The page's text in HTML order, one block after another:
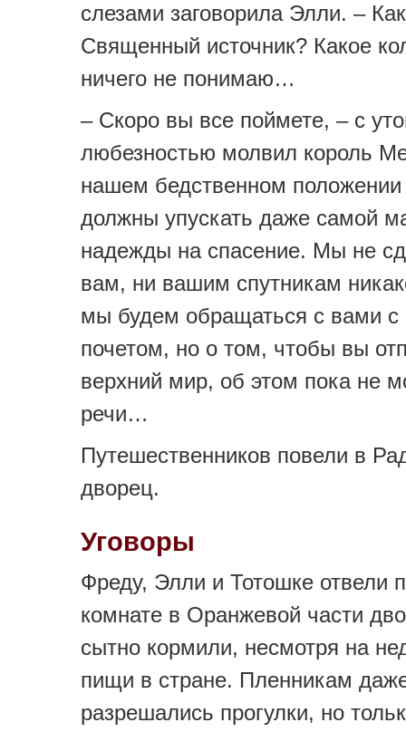
слезами заговорила Элли. –
Священный источник? Какое
ничего не понимаю…
– Скоро вы все поймете, – с
любезностью молвил король
нашем бедственном
должны упускать даже самой
надежды на спасение. Мы не
вам, ни вашим спутникам
мы будем обращаться с вами
почетом, но о том, чтобы вы
верхний мир, об этом пока не
речи…
Путешественников повели в
дворец.
Уговоры
Фреду, Элли и Тотошке отвели
комнате в Оранжевой части
сытно кормили, несмотря на
пищи в стране. Пленникам
разрешались прогулки, но